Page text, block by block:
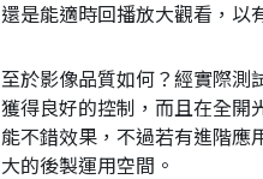
還是能適時回播放大觀看，以
至於影像品質如何？經實際測
獲得良好的控制，而且在全開
能不錯效果，不過若有進階應
大的後製運用空間。